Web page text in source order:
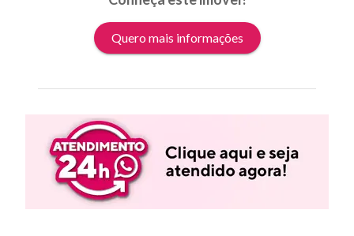
Quero mais informações